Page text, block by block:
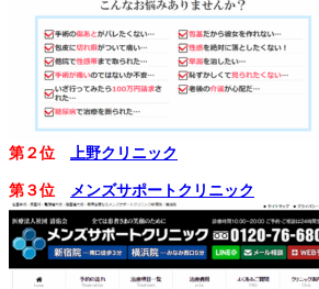
第２位 上野クリニック
第３位 メンズサポートクリニック